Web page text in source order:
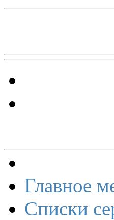
Главное
Списки